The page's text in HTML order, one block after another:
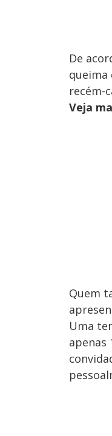
De
queima
recém-
Veja
Quem
Uma
apenas